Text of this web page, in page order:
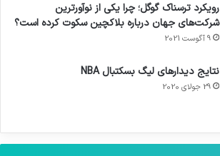
رویکرد ترسناک گوگل؛ چرا یکی از نوآورترین
شرکت‌های جهان درباره بلاکچین سکوت کرده است؟
9 آگوست 2021
نتایج دیدار‌های لیگ بسکتبال NBA
29 جولای 2020